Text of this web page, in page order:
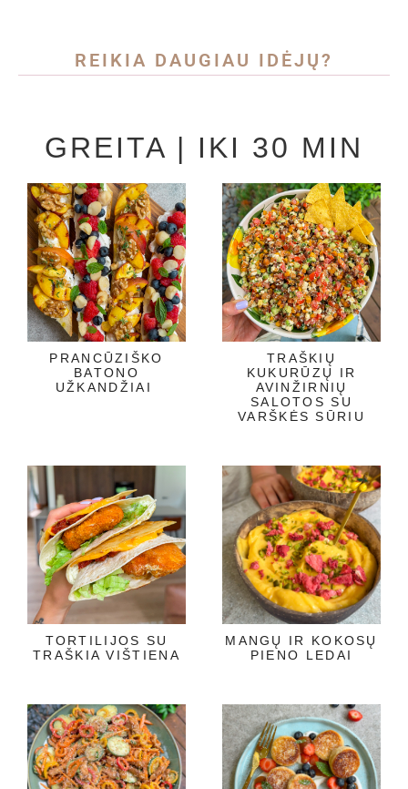
REIKIA DAUGIAU IDĖJŲ?
GREITA | IKI 30 MIN
PRANCŪZIŠKO
BATONO
UŽKANDŽIAI
TRAŠKIŲ
KUKURŪZŲ IR
AVINŽIRNIŲ
SALOTOS SU
VARŠKĖS SŪRIU
TORTILIJOS SU
TRAŠKIA VIŠTIENA
MANGŲ IR KOKOSŲ
PIENO LEDAI